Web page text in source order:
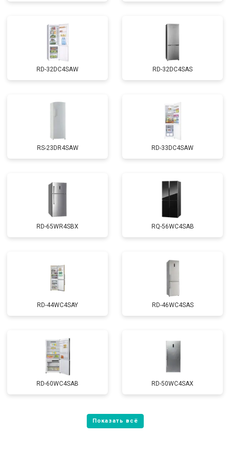
RD-32DC4SAW RD-32DC4SAS
RS-23DR4SAW RD-33DC4SAW
RD-65WR4SBX RQ-56WC4SAB
RD-44WC4SAY RD-46WC4SAS
RD-60WC4SAB RD-50WC4SAX